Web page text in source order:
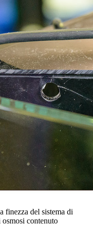
finezza del sistema di
contenuto